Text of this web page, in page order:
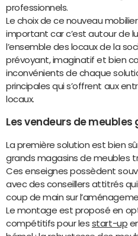
professionnels.
Le choix de ce nouveau
important car c’est autour de
l’ensemble des locaux de la
prévoyant, imaginatif et bien
inconvénients de chaque
principales qui s’offrent aux
locaux.
Les vendeurs de meubles
La première solution est bien
grands magasins de meubles
Ces enseignes possèdent
avec des conseillers attitrés
coup de main sur
Le montage est proposé en
compétitifs pour les start-up